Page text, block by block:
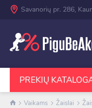
Savanorių pr. 286,
PREKIŲ
Vaikams Žaislai